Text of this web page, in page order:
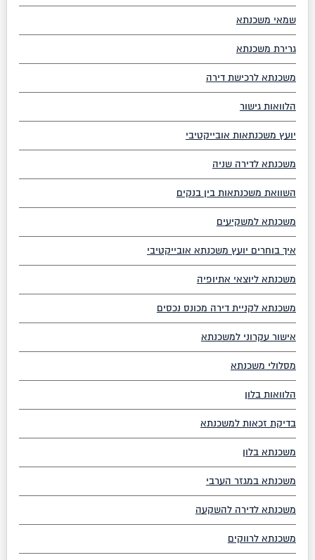
שמאי משכנתא
גרירת משכנתא
משכנתא לרכישת דירה
הלוואות גישור
יועץ משכנתאות אובייקטיבי
משכנתא לדירה שניה
השוואת משכנתאות בין בנקים
משכנתא למשקיעים
איך בוחרים יועץ משכנתא אובייקטיבי
משכנתא ליוצאי אתיופיה
משכנתא לקניית דירה מכונס נכסים
אישור עקרוני למשכנתא
מסלולי משכנתא
הלוואות בלון
בדיקת זכאות למשכנתא
משכנתא בלון
משכנתא במגזר הערבי
משכנתא לדירה להשקעה
משכנתא לרווקים